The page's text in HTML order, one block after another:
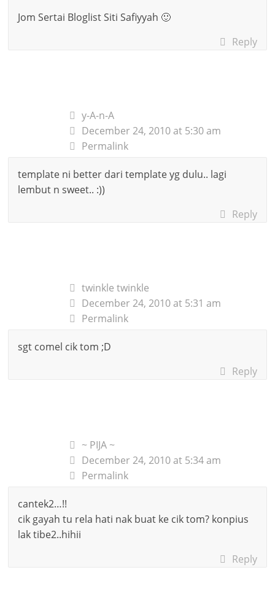
Jom Sertai Bloglist Siti Safiyyah 🙂
Reply
y-A-n-A
December 24, 2010 at 5:30 am
Permalink
template ni better dari template yg dulu.. lagi
lembut n sweet.. :))
Reply
twinkle twinkle
December 24, 2010 at 5:31 am
Permalink
sgt comel cik tom ;D
Reply
~ PIJA ~
December 24, 2010 at 5:34 am
Permalink
cantek2…!!
cik gayah tu rela hati nak buat ke cik tom? konpius
lak tibe2..hihii
Reply